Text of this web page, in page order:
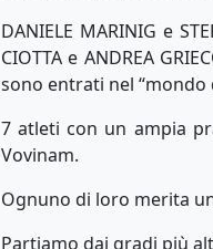
DANIELE MARINIG e
CIOTTA e ANDREA
sono entrati nel “mondo
7 atleti con un ampia
Vovinam.
Ognuno di loro merita
Partiamo dai gradi più